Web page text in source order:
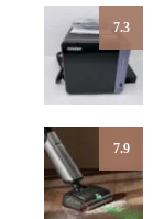
7.3
7.9